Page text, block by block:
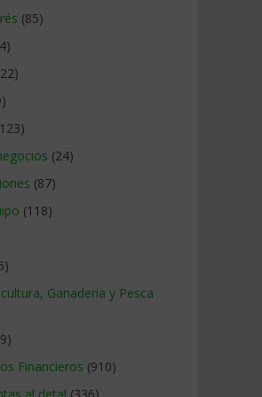
(85)
(24)
(87)
(118)
Ganaderia y Pesca
Financieros (910)